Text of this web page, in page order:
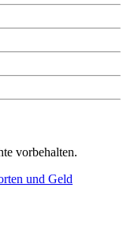
vorbehalten.